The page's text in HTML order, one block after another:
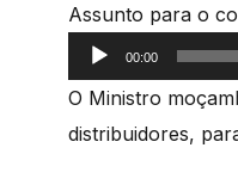
Assunto para o
Reprodutor
de
áudio
00:00
O Ministro
distribuidores,